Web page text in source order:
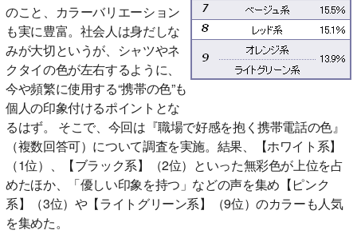
のこと、カラーバリエーション
も実に豊富。社会人は身だしな
みが大切というが、シャツやネ
クタイの色が左右するように、
今や頻繁に使用する“携帯の色”も
個人の印象付けるポイントとな
るはず。 そこで、今回は『職場で好感を抱く携帯電話の色』
（複数回答可）について調査を実施。結果、【ホワイト系】
（1位）、【ブラック系】（2位）といった無彩色が上位を占
めたほか、「優しい印象を持つ」などの声を集め【ピンク
系】（3位）や【ライトグリーン系】（9位）のカラーも人気
を集めた。